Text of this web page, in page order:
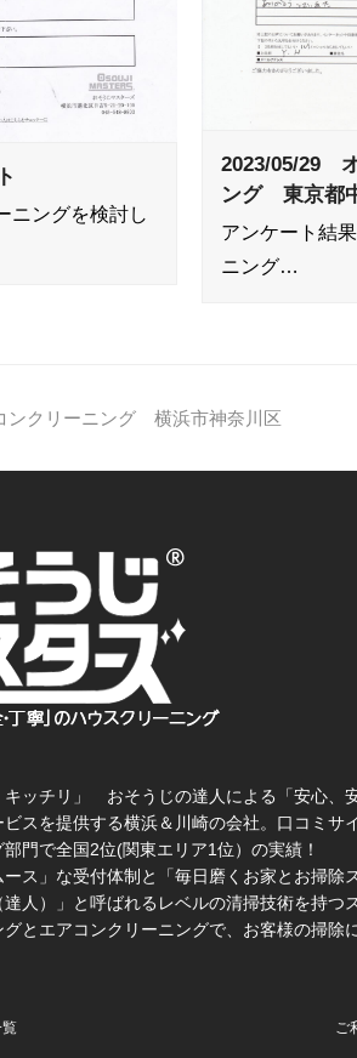
ニングを検討し
2023/05/29
ング 東京都
アンケート結
ニング…
ンクリーニング 横浜市神奈川区
キッチリ」 おそうじの達人による「安心、
ビスを提供する横浜＆川崎の会社。口コミサ
門で全国2位(関東エリア1位）の実績！
ース」な受付体制と「毎日磨くお家とお掃除
達人）」と呼ばれるレベルの清掃技術を持つ
とエアコンクリーニングで、お客様の掃除
ご